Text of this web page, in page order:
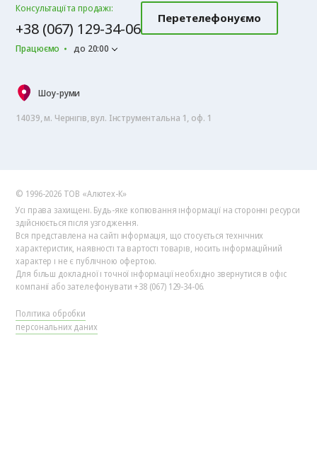
Консультації та продажі:
+38 (067) 129-34-06
Працюємо до 20:00
Перетелефонуємо
Шоу-руми
14039, м. Чернігів, вул. Інструментальна 1, оф. 1
© 1996-2026 ТОВ «Алютех‑К»
Усі права захищені. Будь-яке копіювання інформації на сторонні ресурси
здійснюється після узгодження.
Вся представлена на сайті інформація, що стосується технічних
характеристик, наявності та вартості товарів, носить інформаційний
характер і не є публічною офертою.
Для більш докладної і точної інформації необхідно звернутися в офіс
компанії або зателефонувати +38 (067) 129-34-06.
Політика обробки
персональних даних